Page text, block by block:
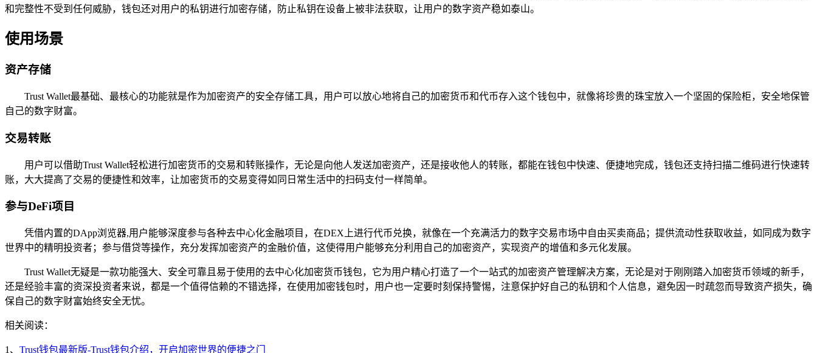
和完整性不受到任何威胁，钱包还对用户的私钥进行加密存储，防止私钥在设备上被非法获取，让用户的数字资产稳如泰山。
使用场景
资产存储
Trust Wallet最基础、最核心的功能就是作为加密资产的安全存储工具，用户可以放心地将自己的加密货币和代币存入这个钱包中，就像将珍贵的珠宝放入一个坚固的保险柜，安全地保管
自己的数字财富。
交易转账
用户可以借助Trust Wallet轻松进行加密货币的交易和转账操作，无论是向他人发送加密资产，还是接收他人的转账，都能在钱包中快速、便捷地完成，钱包还支持扫描二维码进行快速转
账，大大提高了交易的便捷性和效率，让加密货币的交易变得如同日常生活中的扫码支付一样简单。
参与DeFi项目
凭借内置的DApp浏览器,用户能够深度参与各种去中心化金融项目，在DEX上进行代币兑换，就像在一个充满活力的数字交易市场中自由买卖商品；提供流动性获取收益，如同成为数字
世界中的精明投资者；参与借贷等操作，充分发挥加密资产的金融价值，这使得用户能够充分利用自己的加密资产，实现资产的增值和多元化发展。
Trust Wallet无疑是一款功能强大、安全可靠且易于使用的去中心化加密货币钱包，它为用户精心打造了一个一站式的加密资产管理解决方案，无论是对于刚刚踏入加密货币领域的新手，
还是经验丰富的资深投资者来说，都是一个值得信赖的不错选择，在使用加密钱包时，用户也一定要时刻保持警惕，注意保护好自己的私钥和个人信息，避免因一时疏忽而导致资产损失，确
保自己的数字财富始终安全无忧。
相关阅读：
1、 Trust钱包最新版-Trust钱包介绍，开启加密世界的便捷之门